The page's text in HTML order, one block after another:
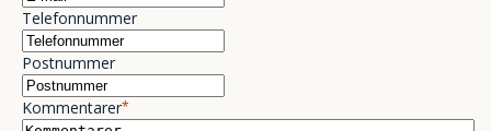
Telefonnummer
Postnummer
Kommentarer*